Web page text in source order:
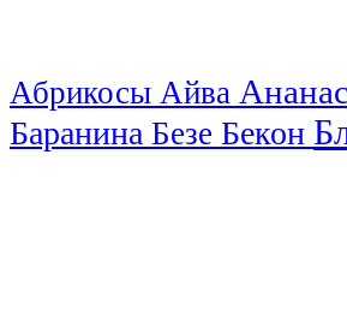
Абрикосы Айва
Баранина Безе Бекон